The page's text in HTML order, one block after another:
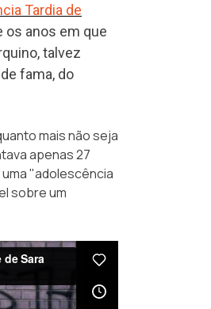
Tardia de
os anos em que
talvez
fama, do
mais não seja
apenas 27
"adolescência
sobre um